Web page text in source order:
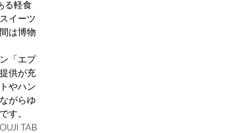
る軽食
イーツ
は博物
「エプ
供が充
やハン
がらゆ
す。
TAB